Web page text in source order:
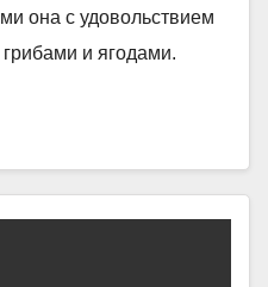
она с удовольствием
и ягодами.